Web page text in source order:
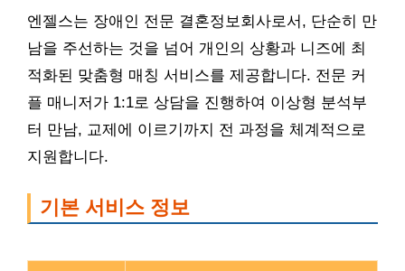
엔젤스는 장애인 전문 결혼정보회사로서, 단순히 만
남을 주선하는 것을 넘어 개인의 상황과 니즈에 최
적화된 맞춤형 매칭 서비스를 제공합니다. 전문 커
플 매니저가 1:1로 상담을 진행하여 이상형 분석부
터 만남, 교제에 이르기까지 전 과정을 체계적으로
지원합니다.
기본 서비스 정보